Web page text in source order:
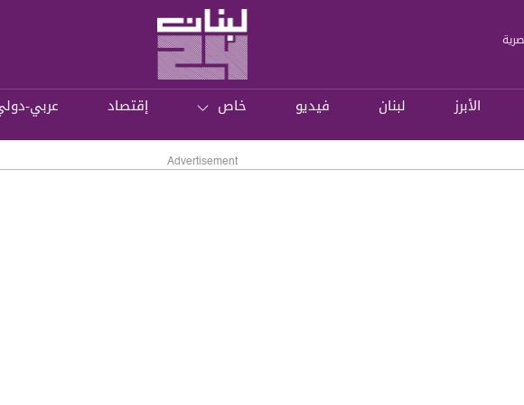
الأبرز لبنان فيديو خاص إقتصاد عربي-
Advertisement